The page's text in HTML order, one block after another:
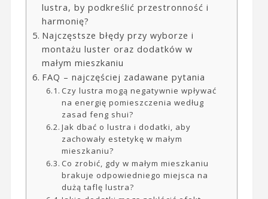
lustra, by podkreślić przestronność i
harmonię?
Najczęstsze błędy przy wyborze i
montażu luster oraz dodatków w
małym mieszkaniu
FAQ – najczęściej zadawane pytania
Czy lustra mogą negatywnie wpływać
na energię pomieszczenia według
zasad feng shui?
Jak dbać o lustra i dodatki, aby
zachowały estetykę w małym
mieszkaniu?
Co zrobić, gdy w małym mieszkaniu
brakuje odpowiedniego miejsca na
dużą taflę lustra?